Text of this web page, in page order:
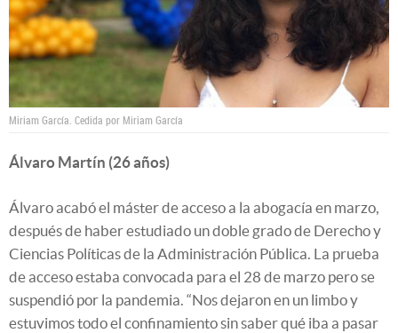
Miriam García. Cedida por Miriam García
Álvaro Martín (26 años)
Álvaro acabó el máster de acceso a la abogacía en marzo,
después de haber estudiado un doble grado de Derecho y
Ciencias Políticas de la Administración Pública. La prueba
de acceso estaba convocada para el 28 de marzo pero se
suspendió por la pandemia. “Nos dejaron en un limbo y
estuvimos todo el confinamiento sin saber qué iba a pasar